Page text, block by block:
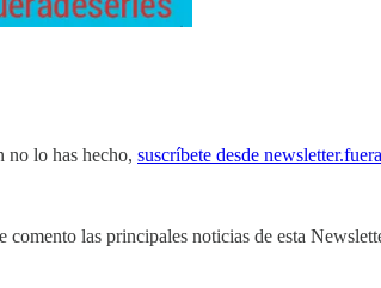
no lo has hecho, suscríbete desde
comento las principales noticias de esta